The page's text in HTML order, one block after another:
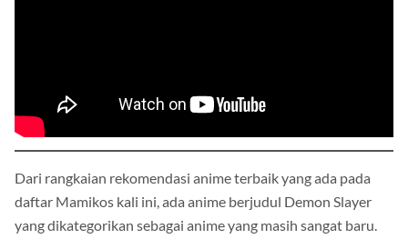
Dari rangkaian rekomendasi anime terbaik yang ada pada
daftar Mamikos kali ini, ada anime berjudul Demon Slayer
yang dikategorikan sebagai anime yang masih sangat baru.